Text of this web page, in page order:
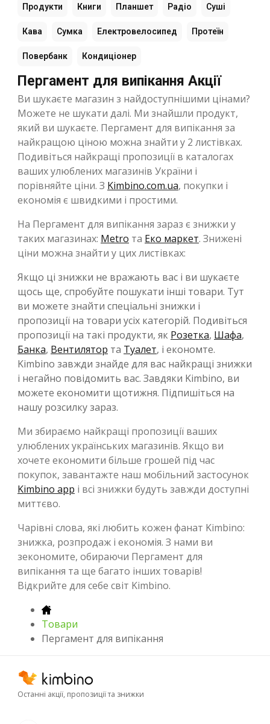
Продукти Книги Планшет Радіо Суші
Кава Сумка Електровелосипед Протеїн
Повербанк Кондиціонер
Пергамент для випікання Акції
Ви шукаєте магазин з найдоступнішими цінами?
Можете не шукати далі. Ми знайшли продукт,
який ви шукаєте. Пергамент для випікання за
найкращою ціною можна знайти у 2 листівках.
Подивіться найкращі пропозиції в каталогах
ваших улюблених магазинів України і
порівняйте ціни. З Kimbino.com.ua, покупки і
економія є швидкими і простими.
На Пергамент для випікання зараз є знижки у
таких магазинах: Metro та Еко маркет. Знижені
ціни можна знайти у цих листівках:
Якщо ці знижки не вражають вас і ви шукаєте
щось ще, спробуйте пошукати інші товари. Тут
ви можете знайти спеціальні знижки і
пропозиції на товари усіх категорій. Подивіться
пропозиції на такі продукти, як Розетка, Шафа,
Банка, Вентилятор та Туалет, і економте.
Kimbino завжди знайде для вас найкращі знижки
і негайно повідомить вас. Завдяки Kimbino, ви
можете економити щотижня. Підпишіться на
нашу розсилку зараз.
Ми збираємо найкращі пропозиції ваших
улюблених українських магазинів. Якщо ви
хочете економити більше грошей під час
покупок, завантажте наш мобільний застосунок
Kimbino app і всі знижки будуть завжди доступні
миттєво.
Чарівні слова, які любить кожен фанат Kimbino:
знижка, розпродаж і економія. З нами ви
зекономите, обираючи Пергамент для
випікання та ще багато інших товарів!
Відкрийте для себе світ Kimbino.
Товари
Пергамент для випікання
Останні акції, пропозиції та знижки